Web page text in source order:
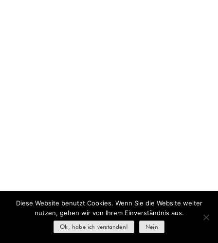
Diese Website benutzt Cookies. Wenn Sie die Website weiter
nutzen, gehen wir von Ihrem Einverständnis aus.
Ok, habe ich verstanden! Nein